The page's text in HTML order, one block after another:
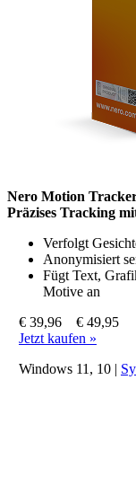
Nero Motion
Präzises Tracking
Verfolgt
Anonymisiert
Fügt Text,
Motive an
€ 39,96
€ 49,95
Jetzt kaufen »
Windows 11, 10 |